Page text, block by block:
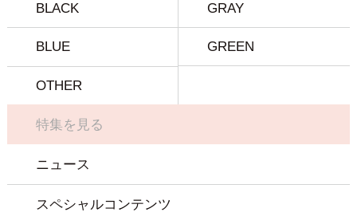
BLACK GRAY
BLUE GREEN
OTHER
特集を見る
ニュース
スペシャルコンテンツ